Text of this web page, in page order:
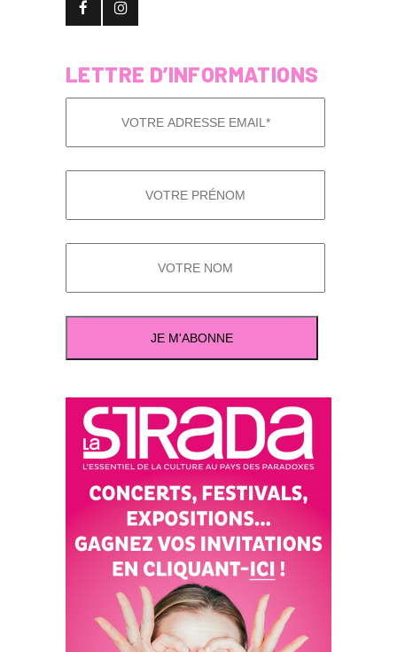
LETTRE D’INFORMATIONS